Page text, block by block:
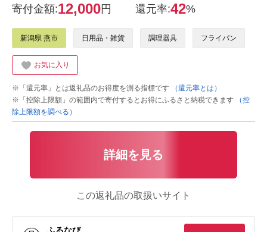
寄付金額:12,000円 還元率:42%
新潟県 燕市 日用品・雑貨 調理器具 フライパン
お気に入り
※「還元率」とは返礼品のお得度を測る指標です
（還元率とは）
※「控除上限額」の範囲内で寄付するとお得にふるさと納税できます
（控
除上限額を調べる）
詳細を見る
この返礼品の取扱いサイト